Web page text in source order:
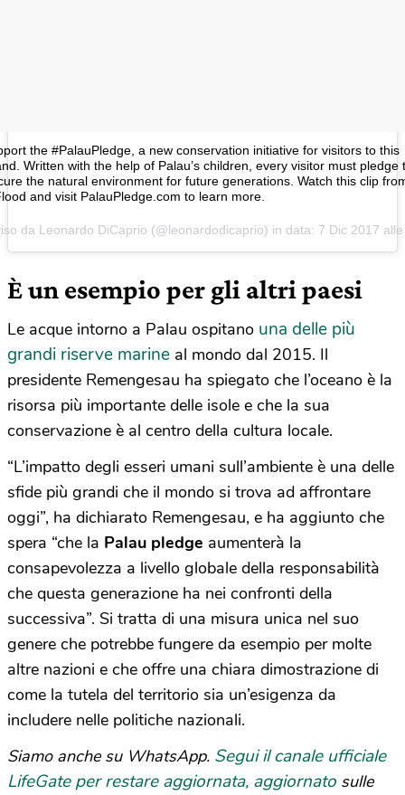
the #PalauPledge, a new conservation initiative for visitors to this
Written with the help of Palau’s children, every visitor must pledge
the natural environment for future generations. Watch this clip
and visit PalauPledge.com to learn more.
da Leonardo DiCaprio (@leonardodicaprio) in data: 7 Dic 2017
È un esempio per gli altri paesi
Le acque intorno a Palau ospitano una delle più
grandi riserve marine al mondo dal 2015. Il
presidente Remengesau ha spiegato che l’oceano è la
risorsa più importante delle isole e che la sua
conservazione è al centro della cultura locale.
“L’impatto degli esseri umani sull’ambiente è una delle
sfide più grandi che il mondo si trova ad affrontare
oggi”, ha dichiarato Remengesau, e ha aggiunto che
spera “che la Palau pledge aumenterà la
consapevolezza a livello globale della responsabilità
che questa generazione ha nei confronti della
successiva”. Si tratta di una misura unica nel suo
genere che potrebbe fungere da esempio per molte
altre nazioni e che offre una chiara dimostrazione di
come la tutela del territorio sia un’esigenza da
includere nelle politiche nazionali.
Siamo anche su WhatsApp. Segui il canale ufficiale
LifeGate per restare aggiornata, aggiornato sulle